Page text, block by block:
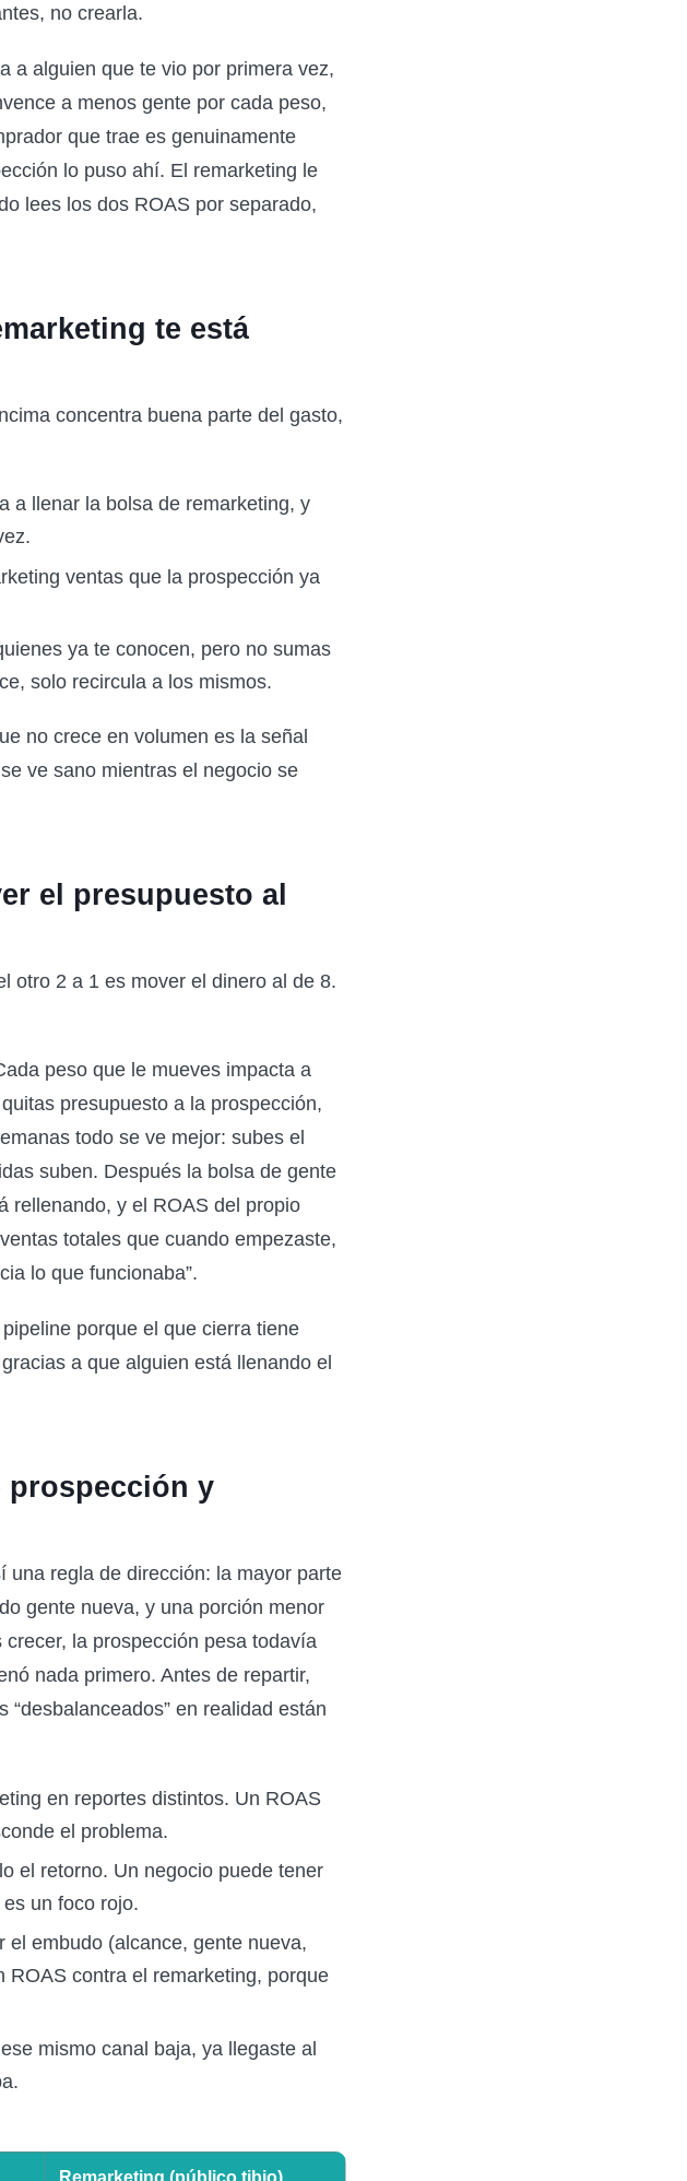
no crearla.
a alguien que te vio por primera vez,
a menos gente por cada peso,
que trae es genuinamente
lo puso ahí. El remarketing le
lees los dos ROAS por separado,
te está
concentra buena parte del gasto,
a llenar la bolsa de remarketing, y
ventas que la prospección ya
ya te conocen, pero no sumas
solo recircula a los mismos.
no crece en volumen es la señal
ve sano mientras el negocio se
el presupuesto al
otro 2 a 1 es mover el dinero al de 8.
peso que le mueves impacta a
presupuesto a la prospección,
todo se ve mejor: subes el
suben. Después la bolsa de gente
rellenando, y el ROAS del propio
totales que cuando empezaste,
lo que funcionaba”.
porque el que cierra tiene
a que alguien está llenando el
prospección y
una regla de dirección: la mayor parte
gente nueva, y una porción menor
la prospección pesa todavía
nada primero. Antes de repartir,
en realidad están
en reportes distintos. Un ROAS
el problema.
el retorno. Un negocio puede tener
un foco rojo.
embudo (alcance, gente nueva,
contra el remarketing, porque
mismo canal baja, ya llegaste al